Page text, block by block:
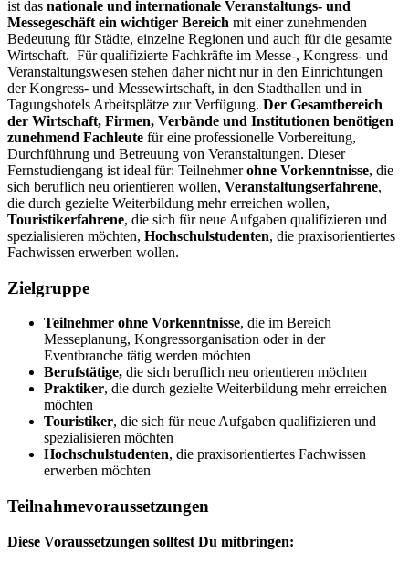
ist das nationale und internationale Veranstaltungs- und
Messegeschäft ein wichtiger Bereich mit einer zunehmenden
Bedeutung für Städte, einzelne Regionen und auch für die gesamte
Wirtschaft. Für qualifizierte Fachkräfte im Messe-, Kongress- und
Veranstaltungswesen stehen daher nicht nur in den Einrichtungen
der Kongress- und Messewirtschaft, in den Stadthallen und in
Tagungshotels Arbeitsplätze zur Verfügung. Der Gesamtbereich
der Wirtschaft, Firmen, Verbände und Institutionen benötigen
zunehmend Fachleute für eine professionelle Vorbereitung,
Durchführung und Betreuung von Veranstaltungen. Dieser
Fernstudiengang ist ideal für: Teilnehmerohne Vorkenntnisse, die
sich beruflich neu orientieren wollen, Veranstaltungserfahrene,
die durch gezielte Weiterbildung mehr erreichen wollen,
Touristikerfahrene, die sich für neue Aufgaben qualifizieren und
spezialisieren möchten, Hochschulstudenten, die praxisorientiertes
Fachwissen erwerben wollen.
Zielgruppe
Teilnehmer ohne Vorkenntnisse, die im Bereich
Messeplanung, Kongressorganisation oder in der
Eventbranche tätig werden möchten
Berufstätige, die sich beruflich neu orientieren möchten
Praktiker, die durch gezielte Weiterbildung mehr erreichen
möchten
Touristiker, die sich für neue Aufgaben qualifizieren und
spezialisieren möchten
Hochschulstudenten, die praxisorientiertes Fachwissen
erwerben möchten
Teilnahmevoraussetzungen
Diese Voraussetzungen solltest Du mitbringen: